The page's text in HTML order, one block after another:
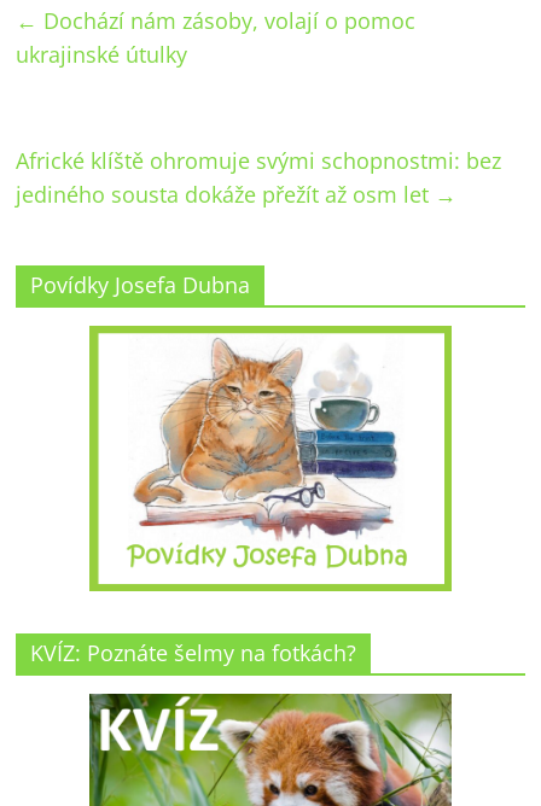
← Dochází nám zásoby, volají o pomoc
ukrajinské útulky
Africké klíště ohromuje svými schopnostmi: bez
jediného sousta dokáže přežít až osm let →
Povídky Josefa Dubna
KVÍZ: Poznáte šelmy na fotkách?